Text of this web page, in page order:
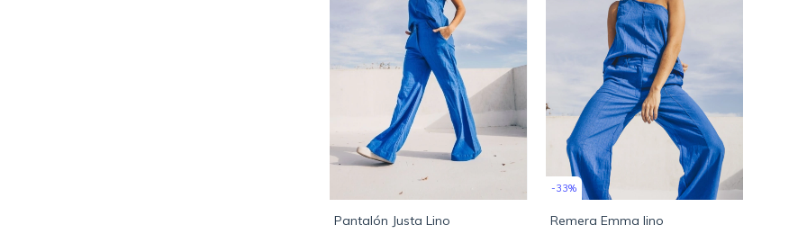
Pantalón Justa Lino
-33%
Remera Emma lino